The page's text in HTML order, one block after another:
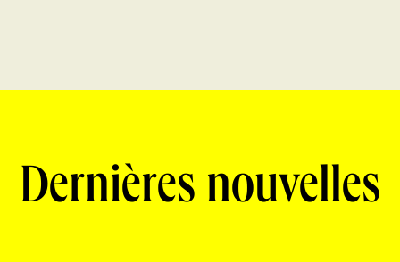
Dernières nouvelles